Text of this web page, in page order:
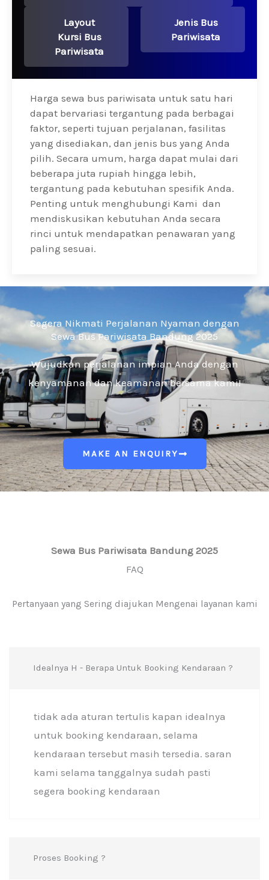
Layout
Kursi Bus
Pariwisata
Jenis Bus
Pariwisata
Harga sewa bus pariwisata untuk satu hari
dapat bervariasi tergantung pada berbagai
faktor, seperti tujuan perjalanan, fasilitas
yang disediakan, dan jenis bus yang Anda
pilih. Secara umum, harga dapat mulai dari
beberapa juta rupiah hingga lebih,
tergantung pada kebutuhan spesifik Anda.
Penting untuk menghubungi Kami dan
mendiskusikan kebutuhan Anda secara
rinci untuk mendapatkan penawaran yang
paling sesuai.
Segera Nikmati Perjalanan Nyaman dengan
Sewa Bus Pariwisata Bandung 2025
Wujudkan perjalanan impian Anda dengan
kenyamanan dan keamanan bersama kami!
MAKE AN ENQUIRY
Sewa Bus Pariwisata Bandung 2025
FAQ
Pertanyaan yang Sering diajukan Mengenai layanan kami
Idealnya H - Berapa Untuk Booking Kendaraan ?
tidak ada aturan tertulis kapan idealnya
untuk booking kendaraan, selama
kendaraan tersebut masih tersedia. saran
kami selama tanggalnya sudah pasti
segera booking kendaraan
Proses Booking ?